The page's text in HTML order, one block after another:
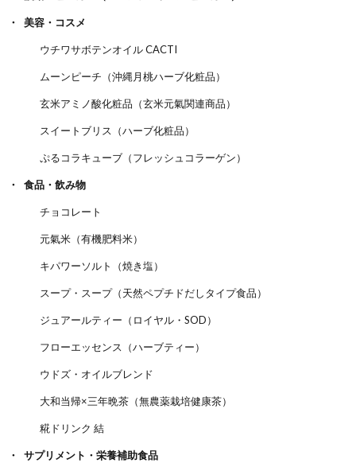
美容・コスメ
ウチワサボテンオイル CACTI
ムーンピーチ（沖縄月桃ハーブ化粧品）
玄米アミノ酸化粧品（玄米元氣関連商品）
スイートブリス（ハーブ化粧品）
ぷるコラキューブ（フレッシュコラーゲン）
食品・飲み物
チョコレート
元氣米（有機肥料米）
キパワーソルト（焼き塩）
スープ・スープ（天然ペプチドだしタイプ食品）
ジュアールティー（ロイヤル・SOD）
フローエッセンス（ハーブティー）
ウドズ・オイルブレンド
大和当帰×三年晩茶（無農薬栽培健康茶）
糀ドリンク 結
サプリメント・栄養補助食品